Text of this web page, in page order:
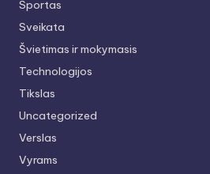
Sportas
Sveikata
Švietimas ir mokymasis
Technologijos
Tikslas
Uncategorized
Verslas
Vyrams